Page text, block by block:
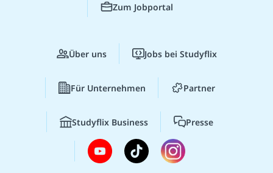
Zum Jobportal
Über uns Jobs bei Studyflix
Für Unternehmen Partner
Studyflix Business Presse